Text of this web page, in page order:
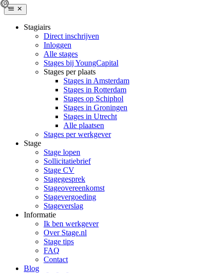
Stagiairs
Direct inschrijven
Inloggen
Alle stages
Stages bij YoungCapital
Stages per plaats
Stages in Amsterdam
Stages in Rotterdam
Stages op Schiphol
Stages in Groningen
Stages in Utrecht
Alle plaatsen
Stages per werkgever
Stage
Stage lopen
Sollicitatiebrief
Stage CV
Stagegesprek
Stageovereenkomst
Stagevergoeding
Stageverslag
Informatie
Ik ben werkgever
Over Stage.nl
Stage tips
FAQ
Contact
Blog